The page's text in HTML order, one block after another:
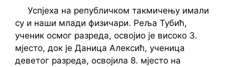
Успјеха на републичком такмичењу имали
су и наши млади физичари. Реља Тубић,
ученик осмог разреда, освојио је високо 3.
мјесто, док је Даница Алексић, ученица
деветог разреда, освојила 8. мјесто на